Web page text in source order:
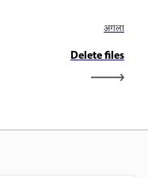
अगला
Delete files